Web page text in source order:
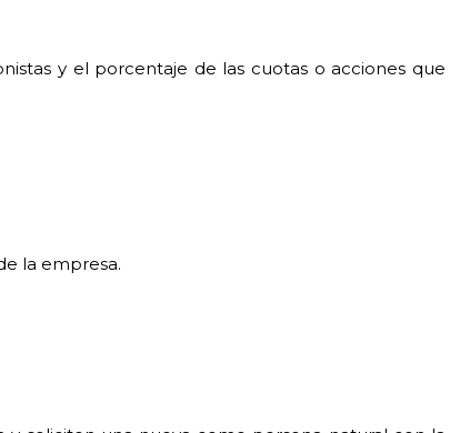
y el porcentaje de las cuotas o acciones que
la empresa.